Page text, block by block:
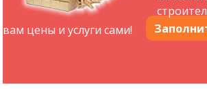
вам цены и услуги сами!